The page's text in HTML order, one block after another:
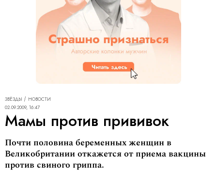
ЗВЁЗДЫ
НОВОСТИ
02.09.2009, 16:47
Мамы против прививок
Почти половина беременных женщин в
Великобритании откажется от приема вакцины
против свиного гриппа.